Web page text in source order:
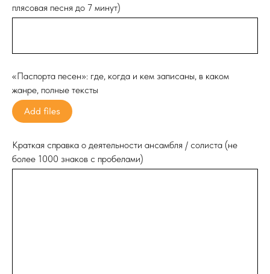
плясовая песня до 7 минут)
«Паспорта песен»: где, когда и кем записаны, в каком
жанре, полные тексты
Add files
Краткая справка о деятельности ансамбля / солиста (не
более 1000 знаков с пробелами)